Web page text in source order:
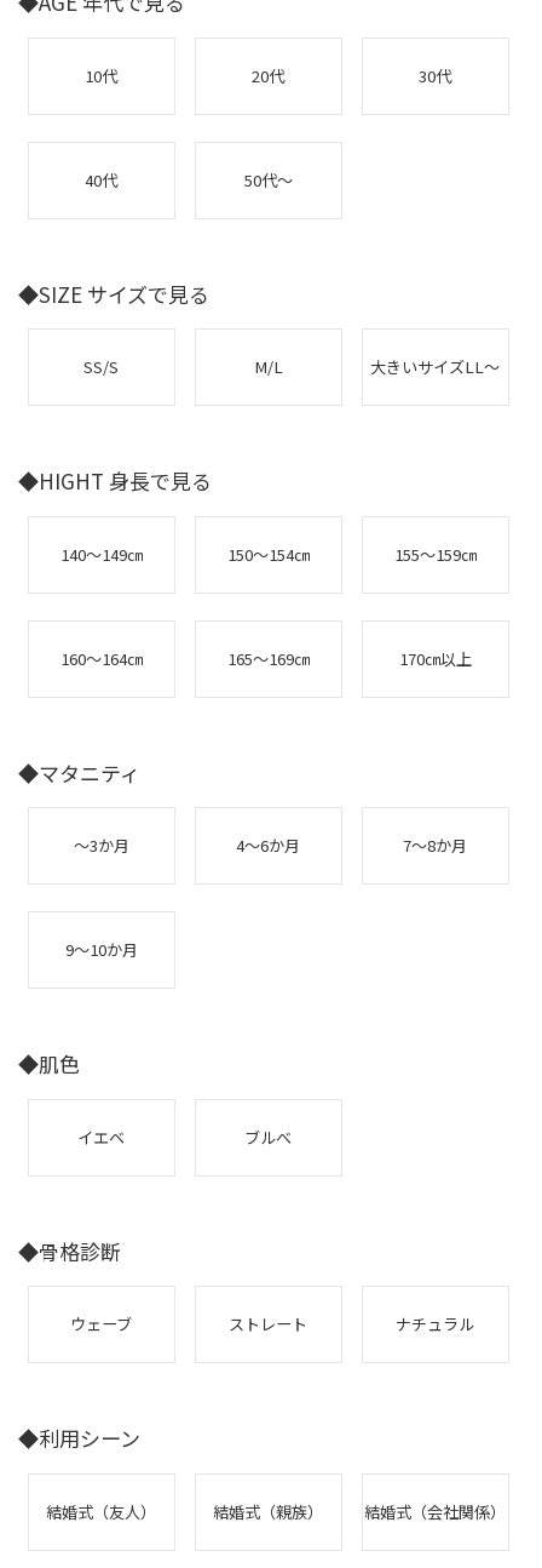
10代 20代 30代
40代 50代～
◆SIZE サイズで見る
SS/S M/L 大きいサイズLL～
◆HIGHT 身長で見る
140～149㎝ 150～154㎝ 155～159㎝
160～164㎝ 165～169㎝ 170㎝以上
◆マタニティ
～3か月 4～6か月 7～8か月
9～10か月
◆肌色
イエベ ブルべ
◆骨格診断
ウェーブ ストレート ナチュラル
◆利用シーン
結婚式（友人） 結婚式（親族） 結婚式（会社関係）